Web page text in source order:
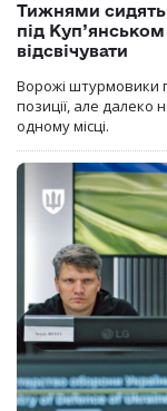
Тижнями сидять
під
відсвічувати
Ворожі штурмовики
позиції, але далеко
одному місці.